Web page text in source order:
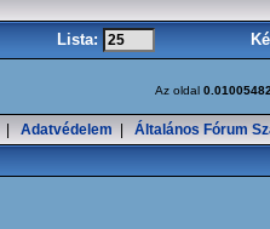
Lista:
Az oldal
Adatvédelem Általános Fórum